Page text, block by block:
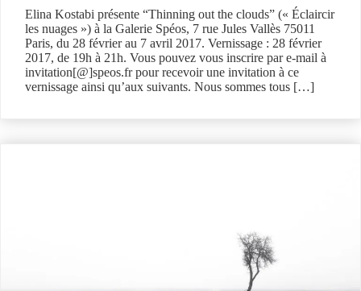
Elina Kostabi présente “Thinning out the clouds” (« Éclaircir
les nuages ») à la Galerie Spéos, 7 rue Jules Vallès 75011
Paris, du 28 février au 7 avril 2017. Vernissage : 28 février
2017, de 19h à 21h. Vous pouvez vous inscrire par e-mail à
invitation[@]speos.fr pour recevoir une invitation à ce
vernissage ainsi qu’aux suivants. Nous sommes tous […]